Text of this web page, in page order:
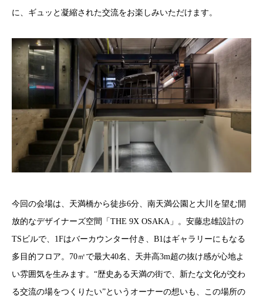
に、ギュッと凝縮された交流をお楽しみいただけます。
今回の会場は、天満橋から徒歩6分、南天満公園と大川を望む開
放的なデザイナーズ空間「THE 9X OSAKA」。安藤忠雄設計の
TSビルで、1Fはバーカウンター付き、B1はギャラリーにもなる
多目的フロア。70㎡で最大40名、天井高3m超の抜け感が心地よ
い雰囲気を生みます。“歴史ある天満の街で、新たな文化が交わ
る交流の場をつくりたい”というオーナーの想いも、この場所の